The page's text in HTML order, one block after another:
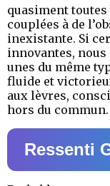
quasiment
couplées à de
inexistante. Si
innovantes,
unes du même
fluide et
aux lèvres,
hors du commun.
Ressenti